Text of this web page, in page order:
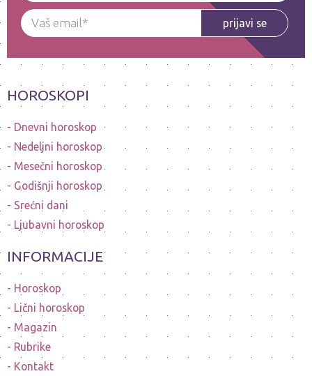
prijavi se
HOROSKOPI
Dnevni horoskop
Nedeljni horoskop
Mesečni horoskop
Godišnji horoskop
Srećni dani
Ljubavni horoskop
INFORMACIJE
Horoskop
Lični horoskop
Magazin
Rubrike
Kontakt